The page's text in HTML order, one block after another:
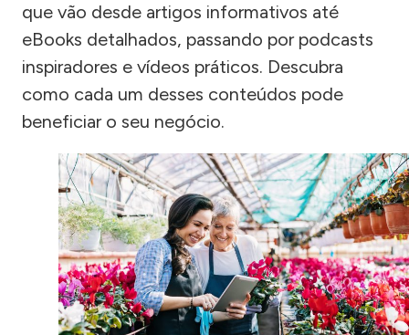
que vão desde artigos informativos até
eBooks detalhados, passando por podcasts
inspiradores e vídeos práticos. Descubra
como cada um desses conteúdos pode
beneficiar o seu negócio.